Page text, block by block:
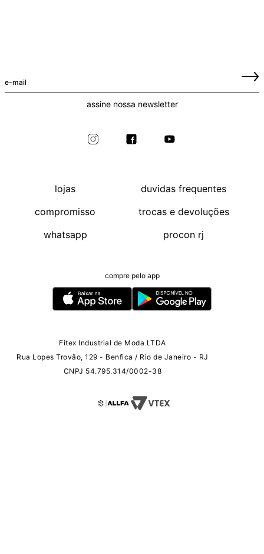
assine nossa newsletter
lojas
compromisso
whatsapp
duvidas frequentes
trocas e devoluções
procon rj
compre pelo app
Fitex Industrial de Moda LTDA
Rua Lopes Trovão, 129 - Benfica / Rio de Janeiro - RJ
CNPJ 54.795.314/0002-38